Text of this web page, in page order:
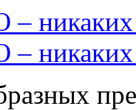
никаких
никаких